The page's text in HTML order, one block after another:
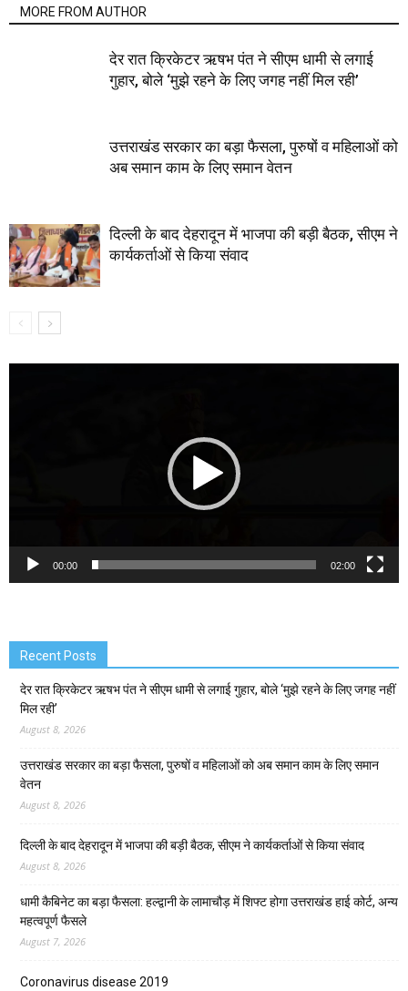
MORE FROM AUTHOR
देर रात क्रिकेटर ऋषभ पंत ने सीएम धामी से लगाई
गुहार, बोले ‘मुझे रहने के लिए जगह नहीं मिल रही’
उत्तराखंड सरकार का बड़ा फैसला, पुरुषों व महिलाओं को
अब समान काम के लिए समान वेतन
दिल्ली के बाद देहरादून में भाजपा की बड़ी बैठक, सीएम ने
कार्यकर्ताओं से किया संवाद
00:00 02:00
Recent Posts
देर रात क्रिकेटर ऋषभ पंत ने सीएम धामी से लगाई गुहार, बोले ‘मुझे रहने के लिए जगह नहीं
मिल रही’
August 8, 2026
उत्तराखंड सरकार का बड़ा फैसला, पुरुषों व महिलाओं को अब समान काम के लिए समान
वेतन
August 8, 2026
दिल्ली के बाद देहरादून में भाजपा की बड़ी बैठक, सीएम ने कार्यकर्ताओं से किया संवाद
August 8, 2026
धामी कैबिनेट का बड़ा फैसला: हल्द्वानी के लामाचौड़ में शिफ्ट होगा उत्तराखंड हाई कोर्ट, अन्य
महत्वपूर्ण फैसले
August 7, 2026
Coronavirus disease 2019